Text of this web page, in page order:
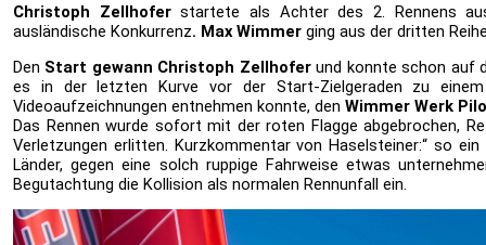
Christoph Zellhoferstartete als Achter des 2. Rennens
ausländische Konkurrenz. Max Wimmer ging aus der dritten
Den Start gewann Christoph Zellhoferund konnte schon auf
es in der letzten Kurve vor der Start-Zielgeraden zu
Videoaufzeichnungen entnehmen konnte, denWimmer Werk
Das Rennen wurde sofort mit der roten Flagge abgebrochen,
Verletzungen erlitten. Kurzkommentar von Haselsteiner:“ so
Länder, gegen eine solch ruppige Fahrweise etwas
Begutachtung die Kollision als normalen Rennunfall ein.